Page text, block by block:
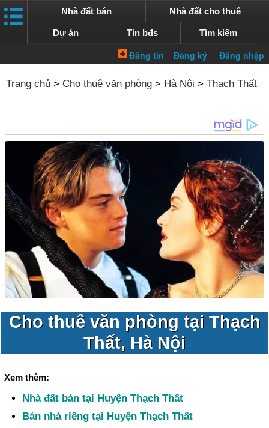
Nhà đất bán Nhà đất cho thuê
Dự án Tin bđs Tìm kiếm
Trang chủ > Cho thuê văn phòng > Hà Nội > Thạch Thất
Cho thuê văn phòng tại Thạch
Thất, Hà Nội
Xem thêm:
Nhà đất bán tại Huyện Thạch Thất
Bán nhà riêng tại Huyện Thạch Thất